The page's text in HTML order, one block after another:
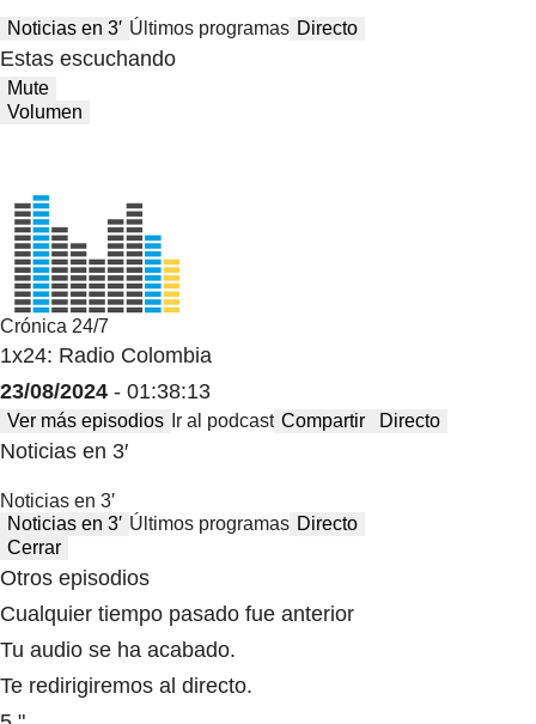
Noticias en 3′ Últimos programas Directo
Estas escuchando
Mute
Volumen
Crónica 24/7
1x24: Radio Colombia
23/08/2024 - 01:38:13
Ver más episodios Ir al podcast Compartir Directo
Noticias en 3′
Noticias en 3′
Noticias en 3′ Últimos programas Directo
Cerrar
Otros episodios
Cualquier tiempo pasado fue anterior
Tu audio se ha acabado.
Te redirigiremos al directo.